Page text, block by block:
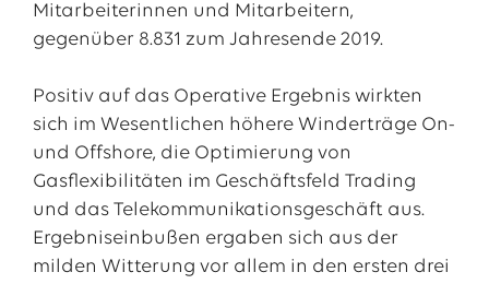
Mitarbeiterinnen und Mitarbeitern,
gegenüber 8.831 zum Jahresende 2019.
Positiv auf das Operative Ergebnis wirkten
sich im Wesentlichen höhere Winderträge On-
und Offshore, die Optimierung von
Gasflexibilitäten im Geschäftsfeld Trading
und das Telekommunikationsgeschäft aus.
Ergebniseinbußen ergaben sich aus der
milden Witterung vor allem in den ersten drei